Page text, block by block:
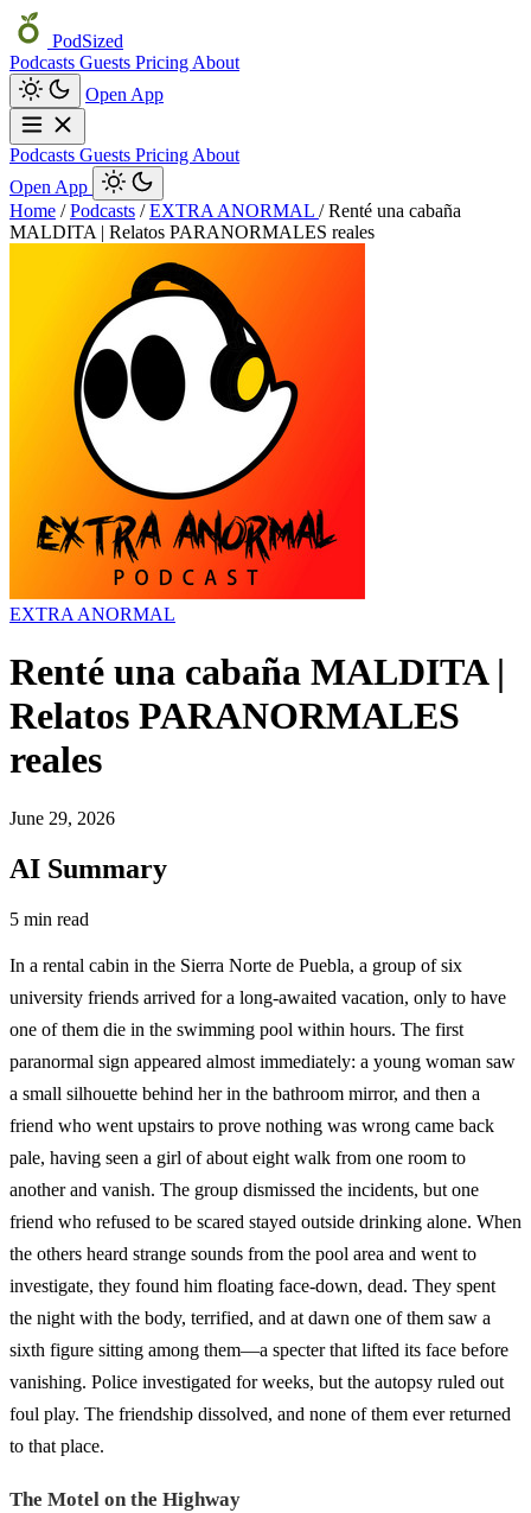
PodSized
Podcasts Guests Pricing About
Open App
Podcasts Guests Pricing About
Open App
Home / Podcasts / EXTRA ANORMAL / Renté una cabaña
MALDITA | Relatos PARANORMALES reales
EXTRA ANORMAL
Renté una cabaña MALDITA |
Relatos PARANORMALES
reales
June 29, 2026
AI Summary
5 min read
In a rental cabin in the Sierra Norte de Puebla, a group of six
university friends arrived for a long-awaited vacation, only to have
one of them die in the swimming pool within hours. The first
paranormal sign appeared almost immediately: a young woman saw
a small silhouette behind her in the bathroom mirror, and then a
friend who went upstairs to prove nothing was wrong came back
pale, having seen a girl of about eight walk from one room to
another and vanish. The group dismissed the incidents, but one
friend who refused to be scared stayed outside drinking alone. When
the others heard strange sounds from the pool area and went to
investigate, they found him floating face-down, dead. They spent
the night with the body, terrified, and at dawn one of them saw a
sixth figure sitting among them—a specter that lifted its face before
vanishing. Police investigated for weeks, but the autopsy ruled out
foul play. The friendship dissolved, and none of them ever returned
to that place.
The Motel on the Highway